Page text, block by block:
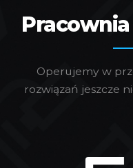
Operujemy w
rozwiązań jeszcze